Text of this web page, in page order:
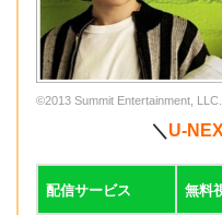
©2013 Summit Entertainment,
＼ U-
配信サービス 無料